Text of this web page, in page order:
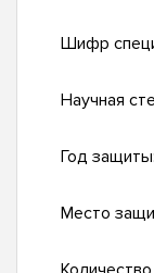
Шифр
Научная
Год защиты:
Место